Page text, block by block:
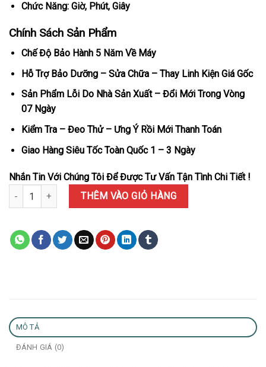
Chức Năng: Giờ, Phút, Giây
Chính Sách Sản Phẩm
Chế Độ Bảo Hành 5 Năm Về Máy
Hỗ Trợ Bảo Dưỡng – Sửa Chữa – Thay Linh Kiện Giá Gốc
Sản Phẩm Lỗi Do Nhà Sản Xuất – Đổi Mới Trong Vòng
07 Ngày
Kiểm Tra – Đeo Thử – Ưng Ý Rồi Mới Thanh Toán
Giao Hàng Siêu Tốc Toàn Quốc 1 – 3 Ngày
Nhắn Tin Với Chúng Tôi Để Được Tư Vấn Tận Tình Chi Tiết !
Đồng Hồ Breguet Tradition Retrograde Seconds 7097BR Vàng
THÊM VÀO GIỎ HÀNG
MÔ TẢ
ĐÁNH GIÁ (0)